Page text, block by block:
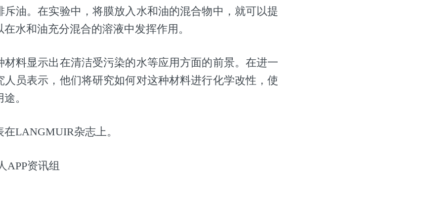
斥油。在实验中，将膜放入水和油的混合物中，就可以提
水和油充分混合的溶液中发挥作用。
材料显示出在清洁受污染的水等应用方面的前景。在进一
人员表示，他们将研究如何对这种材料进行化学改性，使
。
LANGMUIR杂志上。
APP资讯组